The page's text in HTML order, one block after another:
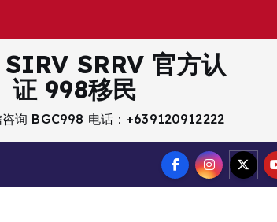
证 998移民
询 BGC998 电话：+639120912222